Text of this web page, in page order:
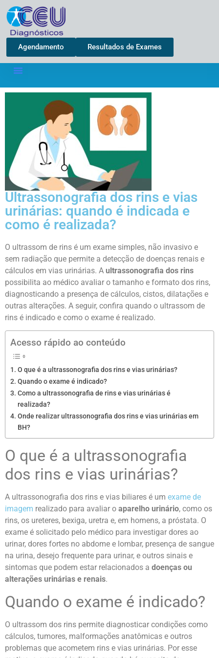
Agendamento Resultados de Exames
Ultrassonografia dos rins e vias
urinárias: quando é indicada e
como é realizada?
O ultrassom de rins é um exame simples, não invasivo e
sem radiação que permite a detecção de doenças renais e
cálculos em vias urinárias. A ultrassonografia dos rins
possibilita ao médico avaliar o tamanho e formato dos rins,
diagnosticando a presença de cálculos, cistos, dilatações e
outras alterações. A seguir, confira quando o ultrassom de
rins é indicado e como o exame é realizado.
Acesso rápido ao conteúdo
O que é a ultrassonografia dos rins e vias urinárias?
Quando o exame é indicado?
Como a ultrassonografia de rins e vias urinárias é
realizada?
Onde realizar ultrassonografia dos rins e vias urinárias em
BH?
O que é a ultrassonografia
dos rins e vias urinárias?
A ultrassonografia dos rins e vias biliares é um exame de
imagem realizado para avaliar o aparelho urinário, como os
rins, os ureteres, bexiga, uretra e, em homens, a próstata. O
exame é solicitado pelo médico para investigar dores ao
urinar, dores fortes no abdome e lombar, presença de sangue
na urina, desejo frequente para urinar, e outros sinais e
sintomas que podem estar relacionados a doenças ou
alterações urinárias e renais.
Quando o exame é indicado?
O ultrassom dos rins permite diagnosticar condições como
cálculos, tumores, malformações anatômicas e outros
problemas que acometem rins e vias urinárias. Por esse